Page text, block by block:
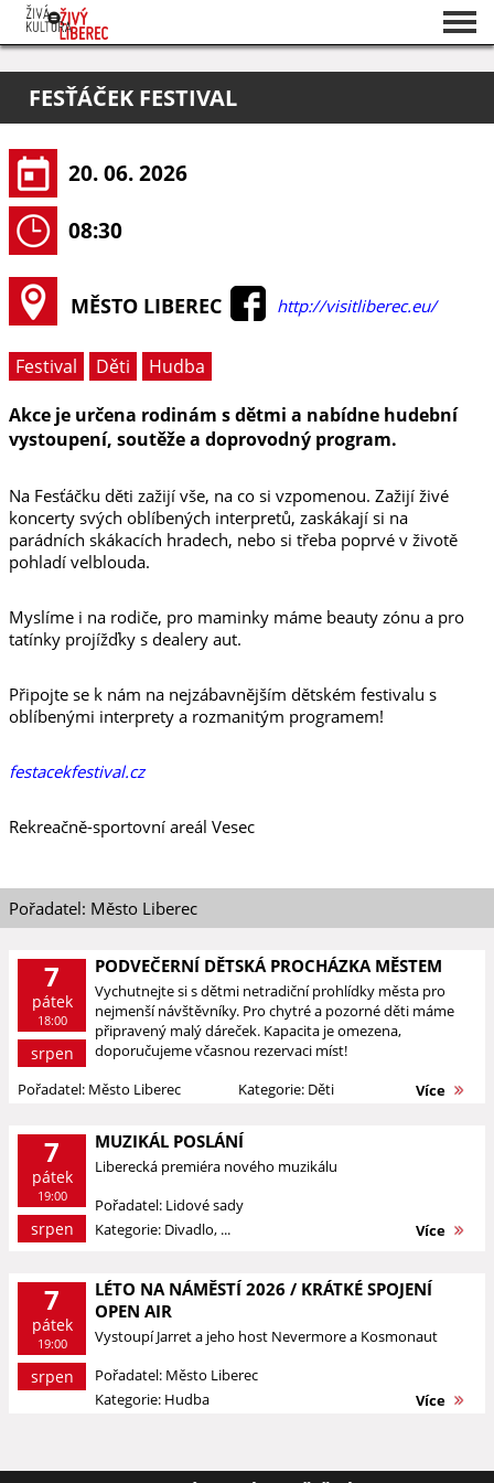
O projektu
Pořadatelé
FESŤÁČEK FESTIVAL
20. 06. 2026
08:30
MĚSTO LIBEREC http://visitliberec.eu/
Festival Děti
Hudba
Akce je určena rodinám s dětmi a nabídne hudební
vystoupení, soutěže a doprovodný program.
Na Fesťáčku děti zažijí vše, na co si vzpomenou. Zažijí živé
koncerty svých oblíbených interpretů, zaskákají si na
parádních skákacích hradech, nebo si třeba poprvé v životě
pohladí velblouda.
Myslíme i na rodiče, pro maminky máme beauty zónu a pro
tatínky projížďky s dealery aut.
Připojte se k nám na nejzábavnějším dětském festivalu s
oblíbenými interprety a rozmanitým programem!
festacekfestival.cz
Rekreačně-sportovní areál Vesec
Pořadatel: Město Liberec
7
pátek
18:00
srpen
PODVEČERNÍ DĚTSKÁ PROCHÁZKA MĚSTEM
Vychutnejte si s dětmi netradiční prohlídky města pro
nejmenší návštěvníky. Pro chytré a pozorné děti máme
připravený malý dáreček. Kapacita je omezena,
doporučujeme včasnou rezervaci míst!
Pořadatel: Město Liberec
Kategorie: Děti Více
7
pátek
19:00
srpen
MUZIKÁL POSLÁNÍ
Liberecká premiéra nového muzikálu
Pořadatel: Lidové sady
Kategorie: Divadlo, ...
Více
7
pátek
19:00
srpen
LÉTO NA NÁMĚSTÍ 2026 / KRÁTKÉ SPOJENÍ
OPEN AIR
Vystoupí Jarret a jeho host Nevermore a Kosmonaut
Pořadatel: Město Liberec
Kategorie: Hudba
Více